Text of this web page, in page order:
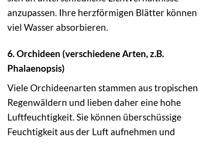
anzupassen. Ihre herzförmigen Blätter können
viel Wasser absorbieren.
6. Orchideen (verschiedene Arten, z.B.
Phalaenopsis)
Viele Orchideenarten stammen aus tropischen
Regenwäldern und lieben daher eine hohe
Luftfeuchtigkeit. Sie können überschüssige
Feuchtigkeit aus der Luft aufnehmen und